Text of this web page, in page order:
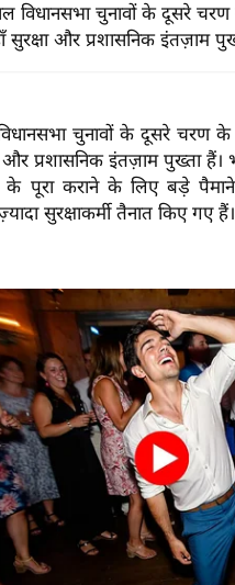
विधानसभा चुनावों के दूसरे
सुरक्षा और प्रशासनिक इंतज़ाम
चुनावों के दूसरे चरण
और प्रशासनिक इंतज़ाम पुख्ता
के पूरा कराने के लिए बड़े
सुरक्षाकर्मी तैनात किए गए हैं।